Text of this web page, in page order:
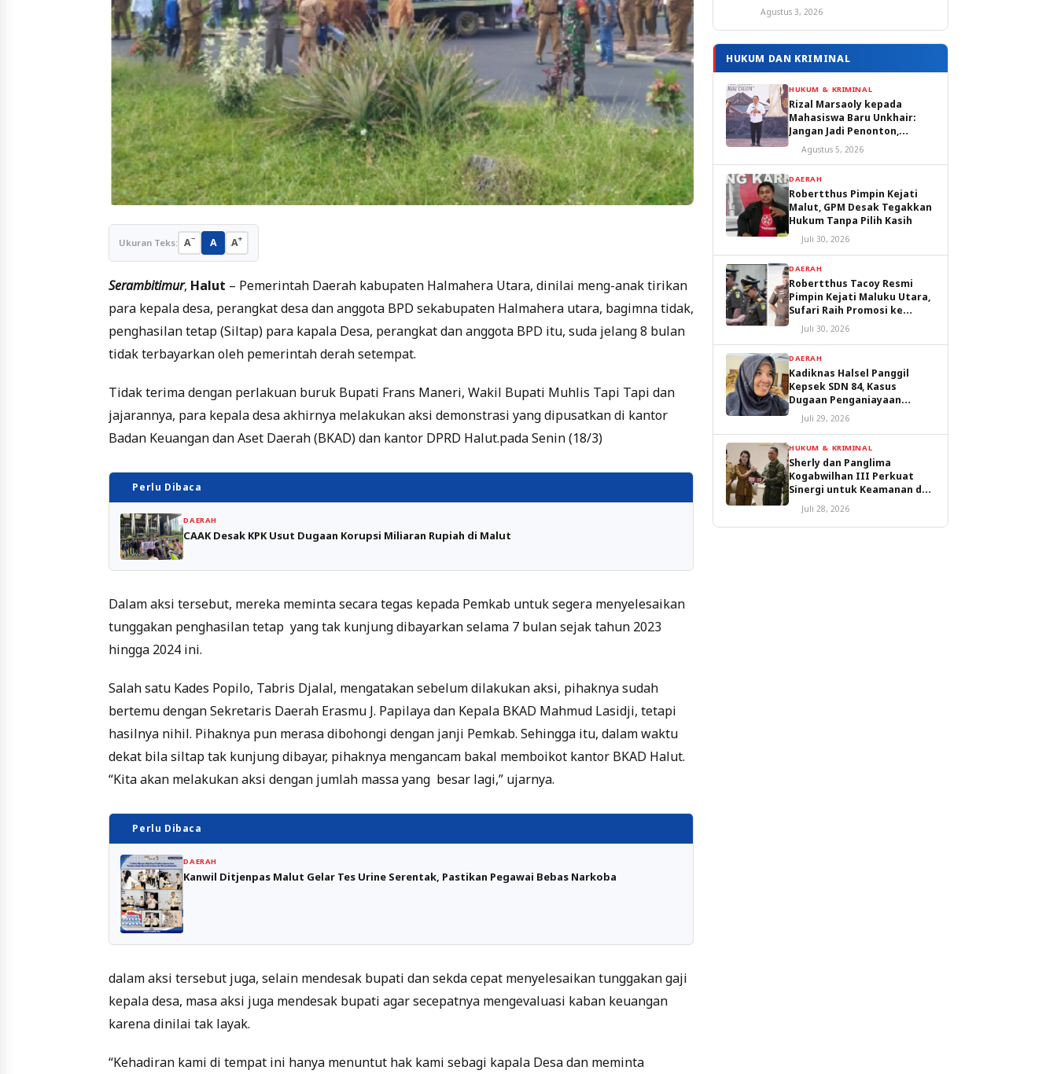
Ukuran Teks: A− A A+
Serambitimur, Halut – Pemerintah Daerah kabupaten Halmahera Utara, dinilai meng-anak tirikan
para kepala desa, perangkat desa dan anggota BPD sekabupaten Halmahera utara, bagimna tidak,
penghasilan tetap (Siltap) para kapala Desa, perangkat dan anggota BPD itu, suda jelang 8 bulan
tidak terbayarkan oleh pemerintah derah setempat.
Tidak terima dengan perlakuan buruk Bupati Frans Maneri, Wakil Bupati Muhlis Tapi Tapi dan
jajarannya, para kepala desa akhirnya melakukan aksi demonstrasi yang dipusatkan di kantor
Badan Keuangan dan Aset Daerah (BKAD) dan kantor DPRD Halut.pada Senin (18/3)
Perlu Dibaca
DAERAH
CAAK Desak KPK Usut Dugaan Korupsi Miliaran Rupiah di Malut
Dalam aksi tersebut, mereka meminta secara tegas kepada Pemkab untuk segera menyelesaikan
tunggakan penghasilan tetap yang tak kunjung dibayarkan selama 7 bulan sejak tahun 2023
hingga 2024 ini.
Salah satu Kades Popilo, Tabris Djalal, mengatakan sebelum dilakukan aksi, pihaknya sudah
bertemu dengan Sekretaris Daerah Erasmu J. Papilaya dan Kepala BKAD Mahmud Lasidji, tetapi
hasilnya nihil. Pihaknya pun merasa dibohongi dengan janji Pemkab. Sehingga itu, dalam waktu
dekat bila siltap tak kunjung dibayar, pihaknya mengancam bakal memboikot kantor BKAD Halut.
“Kita akan melakukan aksi dengan jumlah massa yang besar lagi,” ujarnya.
Perlu Dibaca
DAERAH
Kanwil Ditjenpas Malut Gelar Tes Urine Serentak, Pastikan Pegawai Bebas Narkoba
dalam aksi tersebut juga, selain mendesak bupati dan sekda cepat menyelesaikan tunggakan gaji
kepala desa, masa aksi juga mendesak bupati agar secepatnya mengevaluasi kaban keuangan
karena dinilai tak layak.
“Kehadiran kami di tempat ini hanya menuntut hak kami sebagi kapala Desa dan meminta
Agustus 3, 2026
HUKUM DAN KRIMINAL
HUKUM & KRIMINAL
Rizal Marsaoly kepada
Mahasiswa Baru Unkhair:
Jangan Jadi Penonton,
Jadilah Penggerak Masa
Depan Ternate dan Maluku
Agustus 5, 2026
DAERAH
Robertthus Pimpin Kejati
Malut, GPM Desak Tegakkan
Hukum Tanpa Pilih Kasih
Juli 30, 2026
DAERAH
Robertthus Tacoy Resmi
Pimpin Kejati Maluku Utara,
Sufari Raih Promosi ke
Kejaksaan Agung
Juli 30, 2026
DAERAH
Kadiknas Halsel Panggil
Kepsek SDN 84, Kasus
Dugaan Penganiayaan
Diproses
Juli 29, 2026
HUKUM & KRIMINAL
Sherly dan Panglima
Kogabwilhan III Perkuat
Sinergi untuk Keamanan dan
Pembangunan Malut
Juli 28, 2026